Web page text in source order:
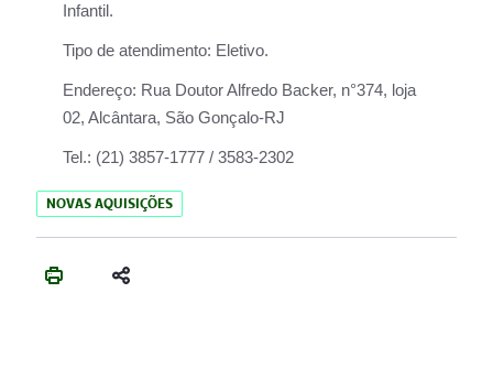
Infantil.
Tipo de atendimento: Eletivo.
Endereço: Rua Doutor Alfredo Backer, n°374, loja
02, Alcântara, São Gonçalo-RJ
Tel.: (21) 3857-1777 / 3583-2302
NOVAS AQUISIÇÕES